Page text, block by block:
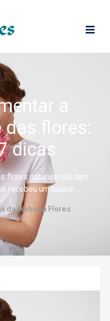
a
das flores:
dicas
flores naturais não tem
recebeu um buquê...
da Ikebana Flores